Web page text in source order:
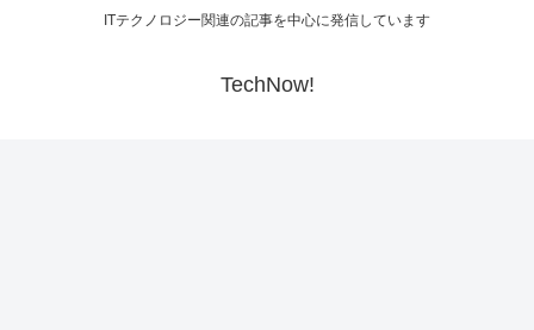
ITテクノロジー関連の記事を中心に発信しています
TechNow!